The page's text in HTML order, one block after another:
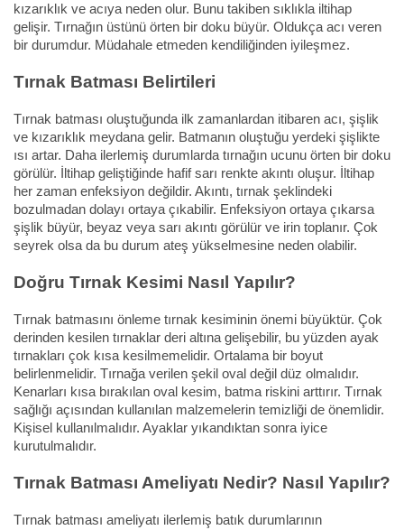
kızarıklık ve acıya neden olur. Bunu takiben sıklıkla iltihap
gelişir. Tırnağın üstünü örten bir doku büyür. Oldukça acı veren
bir durumdur. Müdahale etmeden kendiliğinden iyileşmez.
Tırnak Batması Belirtileri
Tırnak batması oluştuğunda ilk zamanlardan itibaren acı, şişlik
ve kızarıklık meydana gelir. Batmanın oluştuğu yerdeki şişlikte
ısı artar. Daha ilerlemiş durumlarda tırnağın ucunu örten bir doku
görülür. İltihap geliştiğinde hafif sarı renkte akıntı oluşur. İltihap
her zaman enfeksiyon değildir. Akıntı, tırnak şeklindeki
bozulmadan dolayı ortaya çıkabilir. Enfeksiyon ortaya çıkarsa
şişlik büyür, beyaz veya sarı akıntı görülür ve irin toplanır. Çok
seyrek olsa da bu durum ateş yükselmesine neden olabilir.
Doğru Tırnak Kesimi Nasıl Yapılır?
Tırnak batmasını önleme tırnak kesiminin önemi büyüktür. Çok
derinden kesilen tırnaklar deri altına gelişebilir, bu yüzden ayak
tırnakları çok kısa kesilmemelidir. Ortalama bir boyut
belirlenmelidir. Tırnağa verilen şekil oval değil düz olmalıdır.
Kenarları kısa bırakılan oval kesim, batma riskini arttırır. Tırnak
sağlığı açısından kullanılan malzemelerin temizliği de önemlidir.
Kişisel kullanılmalıdır. Ayaklar yıkandıktan sonra iyice
kurutulmalıdır.
Tırnak Batması Ameliyatı Nedir? Nasıl Yapılır?
Tırnak batması ameliyatı ilerlemiş batık durumlarının